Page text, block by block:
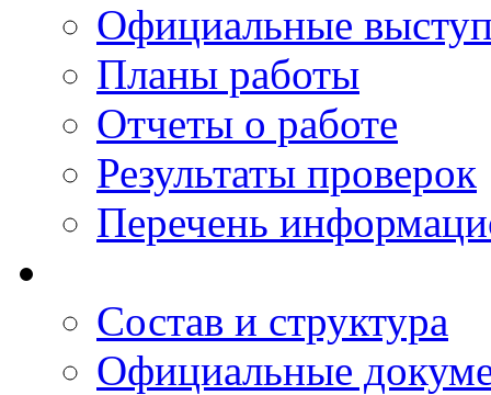
Официальные
Планы работы
Отчеты о работе
Результаты проверок
Перечень
Состав и структура
Официальные